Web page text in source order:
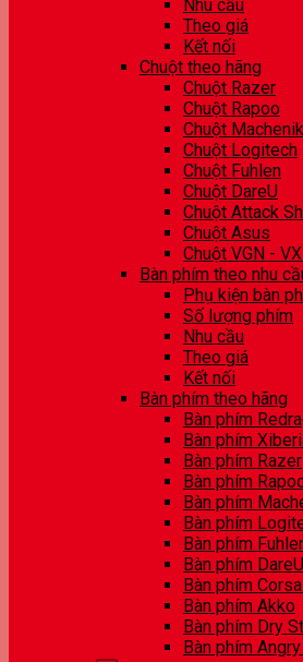
Nhu cầu
Theo giá
Kết nối
Chuột theo hãng
Chuột Razer
Chuột Rapoo
Chuột
Chuột Logitech
Chuột Fuhlen
Chuột DareU
Chuột Attack
Chuột Asus
Chuột VGN -
Bàn phím theo nhu
Phụ kiện bàn
Số lượng phím
Nhu cầu
Theo giá
Kết nối
Bàn phím theo hãng
Bàn phím
Bàn phím
Bàn phím Razer
Bàn phím
Bàn phím
Bàn phím
Bàn phím
Bàn phím DareU
Bàn phím
Bàn phím Akko
Bàn phím Dry
Bàn phím